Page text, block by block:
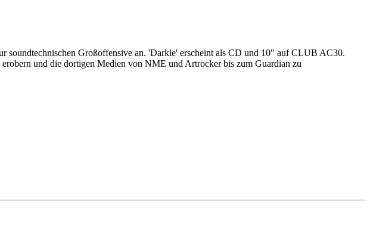
soundtechnischen Großoffensive an. 'Darkle' erscheint als CD und 10" auf CLUB AC30.
und die dortigen Medien von NME und Artrocker bis zum Guardian zu